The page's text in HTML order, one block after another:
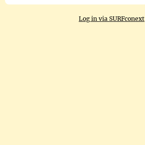
Log in via SURFconext